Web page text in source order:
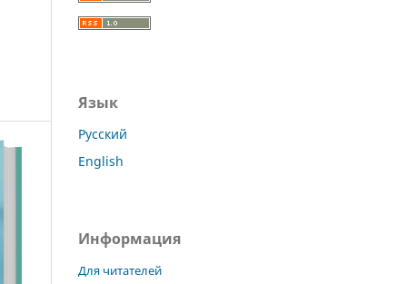
Язык
Русский
English
Информация
Для читателей